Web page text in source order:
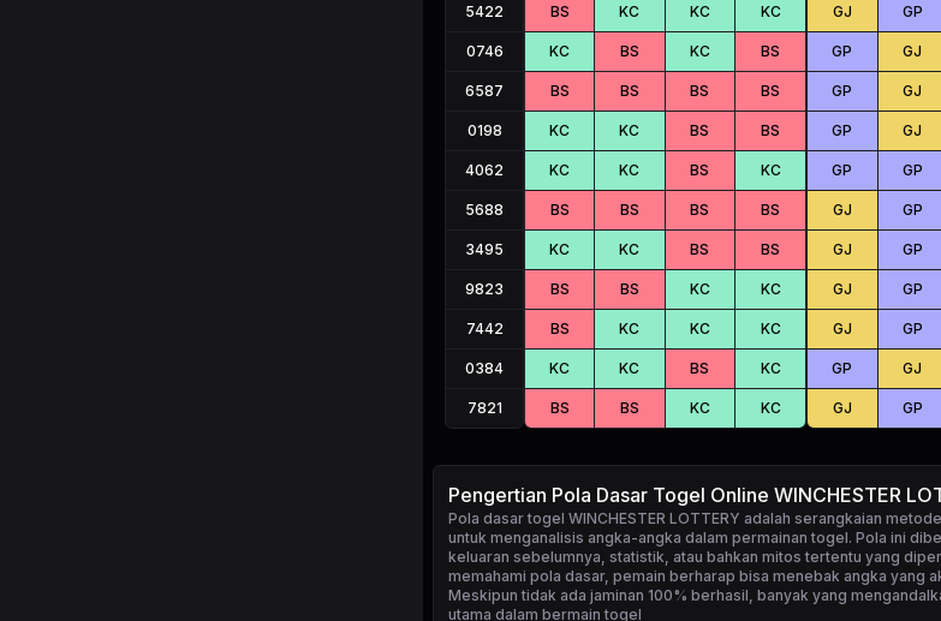
5422
0746
6587
0198
4062
5688
3495
9823
7442
0384
7821
BS KC KC KC
KC BS KC BS
BS BS BS BS
KC KC BS BS
KC KC BS KC
BS BS BS BS
KC KC BS BS
BS BS KC KC
BS KC KC KC
KC KC BS KC
BS BS KC KC
GJ GP
GP GJ
GP GJ
GP GJ
GP GP
GJ GP
GJ GP
GJ GP
GJ GP
GP GJ
GJ GP
Pengertian Pola Dasar Togel Online WINCHESTER
Pola dasar togel WINCHESTER LOTTERY adalah serangkaian
untuk menganalisis angka-angka dalam permainan togel. Pola ini
keluaran sebelumnya, statistik, atau bahkan mitos tertentu yang
memahami pola dasar, pemain berharap bisa menebak angka yang
Meskipun tidak ada jaminan 100% berhasil, banyak yang
utama dalam bermain togel